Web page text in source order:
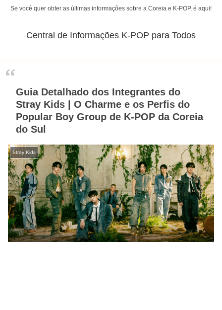
Se você quer obter as últimas informações sobre a Coreia e K-POP, é aqui!
Central de Informações K-POP para Todos
Guia Detalhado dos Integrantes do
Stray Kids | O Charme e os Perfis do
Popular Boy Group de K-POP da Coreia
do Sul
Stray Kids